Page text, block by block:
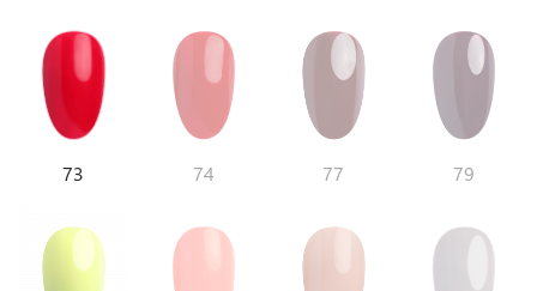
73 74 77 79